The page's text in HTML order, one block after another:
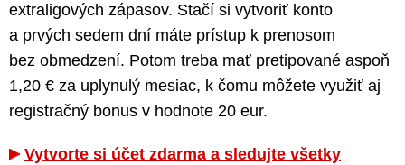
extraligových zápasov. Stačí si vytvoriť konto
a prvých sedem dní máte prístup k prenosom
bez obmedzení. Potom treba mať pretipované aspoň
1,20 € za uplynulý mesiac, k čomu môžete využiť aj
registračný bonus v hodnote 20 eur.
Vytvorte si účet zdarma a sledujte všetky